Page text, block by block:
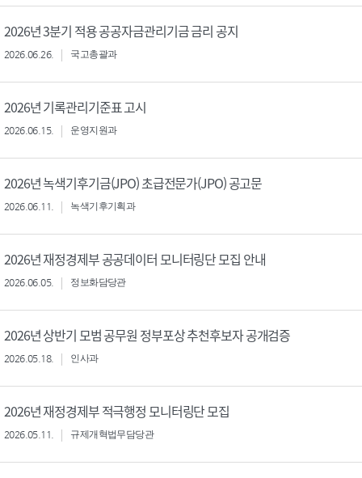
2026년 3분기 적용 공공자금관리기금 금리 공지
2026.06.26. 국고총괄과
2026년 기록관리기준표 고시
2026.06.15. 운영지원과
2026년 녹색기후기금(JPO) 초급전문가(JPO) 공고문
2026.06.11. 녹색기후기획과
2026년 재정경제부 공공데이터 모니터링단 모집 안내
2026.06.05. 정보화담당관
2026년 상반기 모범 공무원 정부포상 추천후보자 공개검증
2026.05.18. 인사과
2026년 재정경제부 적극행정 모니터링단 모집
2026.05.11. 규제개혁법무담당관